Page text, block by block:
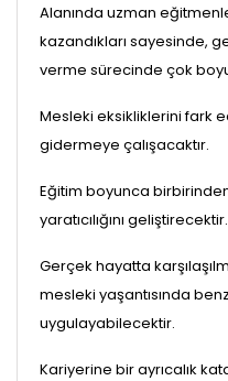
Alanında uzman
kazandıkları sayesinde,
verme sürecinde çok
Mesleki eksikliklerini fark
gidermeye çalışacaktır.
Eğitim boyunca birbirinden
yaratıcılığını geliştirecektir.
Gerçek hayatta
mesleki yaşantısında
uygulayabilecektir.
Kariyerine bir ayrıcalık